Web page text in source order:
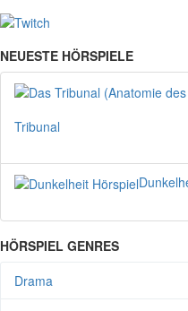
NEUESTE HÖRSPIELE
Tribunal
HÖRSPIEL GENRES
Drama